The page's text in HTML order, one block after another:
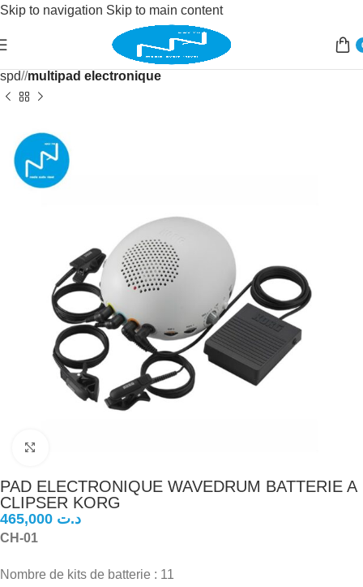
Skip to navigation Skip to main content
Instruments de musique/ Instruments à percussion/
spd/ multipad electronique
PAD ELECTRONIQUE WAVEDRUM BATTERIE A
CLIPSER KORG
د.ت
CH-01
Nombre de kits de batterie : 11